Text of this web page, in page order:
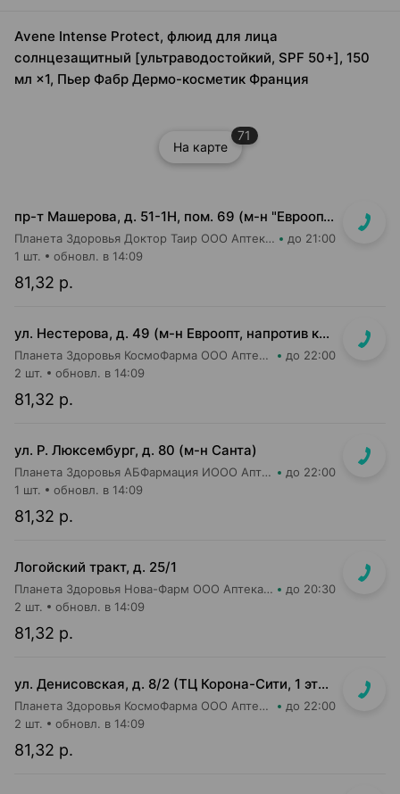
Avene Intense Protect, флюид для лица
солнцезащитный [ультраводостойкий, SPF 50+], 150
мл ×1, Пьер Фабр Дермо-косметик Франция
На карте
71
пр-т Машерова, д. 51-1Н, пом. 69 (м-н "Евроопт")
Планета Здоровья Доктор Таир ООО Аптека №8 до 21:00
81,32 р.
1 шт. обновл. в 14:09
ул. Нестерова, д. 49 (м-н Евроопт, напротив касс)
Планета Здоровья КосмоФарма ООО Аптека №5 до 22:00
81,32 р.
2 шт. обновл. в 14:09
ул. Р. Люксембург, д. 80 (м-н Санта)
Планета Здоровья АБФармация ИООО Аптека №7 до 22:00
81,32 р.
1 шт. обновл. в 14:09
Логойский тракт, д. 25/1
Планета Здоровья Нова-Фарм ООО Аптека №1 до 20:30
81,32 р.
2 шт. обновл. в 14:09
ул. Денисовская, д. 8/2 (ТЦ Корона-Сити, 1 этаж, напротив касс магазина Корона)
Планета Здоровья КосмоФарма ООО Аптека №25 до 22:00
81,32 р.
2 шт. обновл. в 14:09